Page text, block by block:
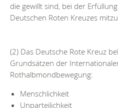
die gewillt sind, bei der
Deutschen Roten Kreuzes
(2) Das Deutsche Rote Kreuz
Grundsätzen der
Rothalbmondbewegung:
Menschlichkeit
Unparteilichkeit